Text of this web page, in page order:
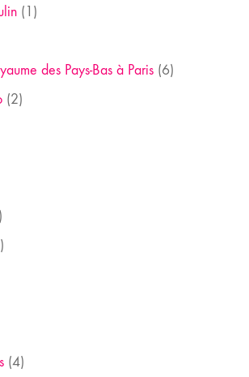
(1)
des Pays-Bas à Paris (6)
(2)
(4)